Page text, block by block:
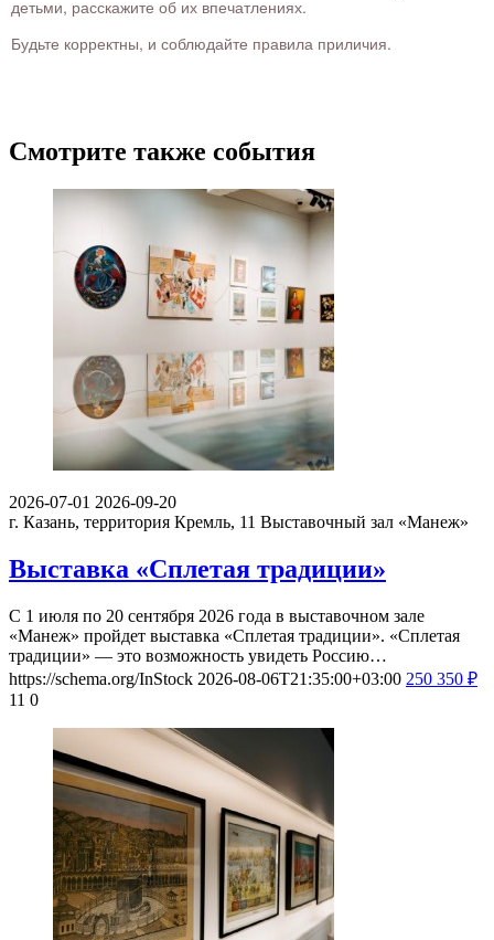
детьми, расскажите об их впечатлениях.
Будьте корректны, и соблюдайте правила приличия.
Смотрите также события
2026-07-01 2026-09-20
г. Казань, территория Кремль, 11 Выставочный зал «Манеж»
Выставка «Сплетая традиции»
С 1 июля по 20 сентября 2026 года в выставочном зале
«Манеж» пройдет выставка «Сплетая традиции». «Сплетая
традиции» — это возможность увидеть Россию…
https://schema.org/InStock 2026-08-06T21:35:00+03:00 250 350 ₽
11 0